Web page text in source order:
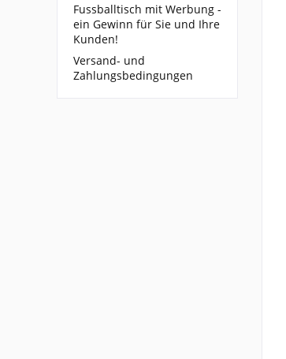
Fussballtisch mit Werbung -
ein Gewinn für Sie und Ihre
Kunden!
Versand- und
Zahlungsbedingungen